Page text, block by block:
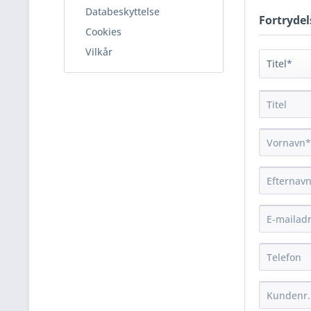
Databeskyttelse
Cookies
Vilkår